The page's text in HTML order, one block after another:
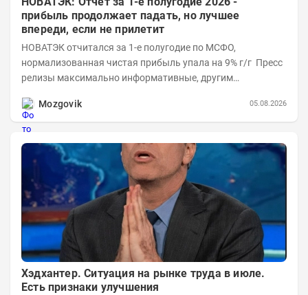
прибыль продолжает падать, но лучшее
впереди, если не прилетит
НОВАТЭК отчитался за 1-е полугодие по МСФО,
нормализованная чистая прибыль упала на 9% г/г Пресс
релизы максимально информативные, другим
Mozgovik
05.08.2026
Хэдхантер. Ситуация на рынке труда в июле.
Есть признаки улучшения